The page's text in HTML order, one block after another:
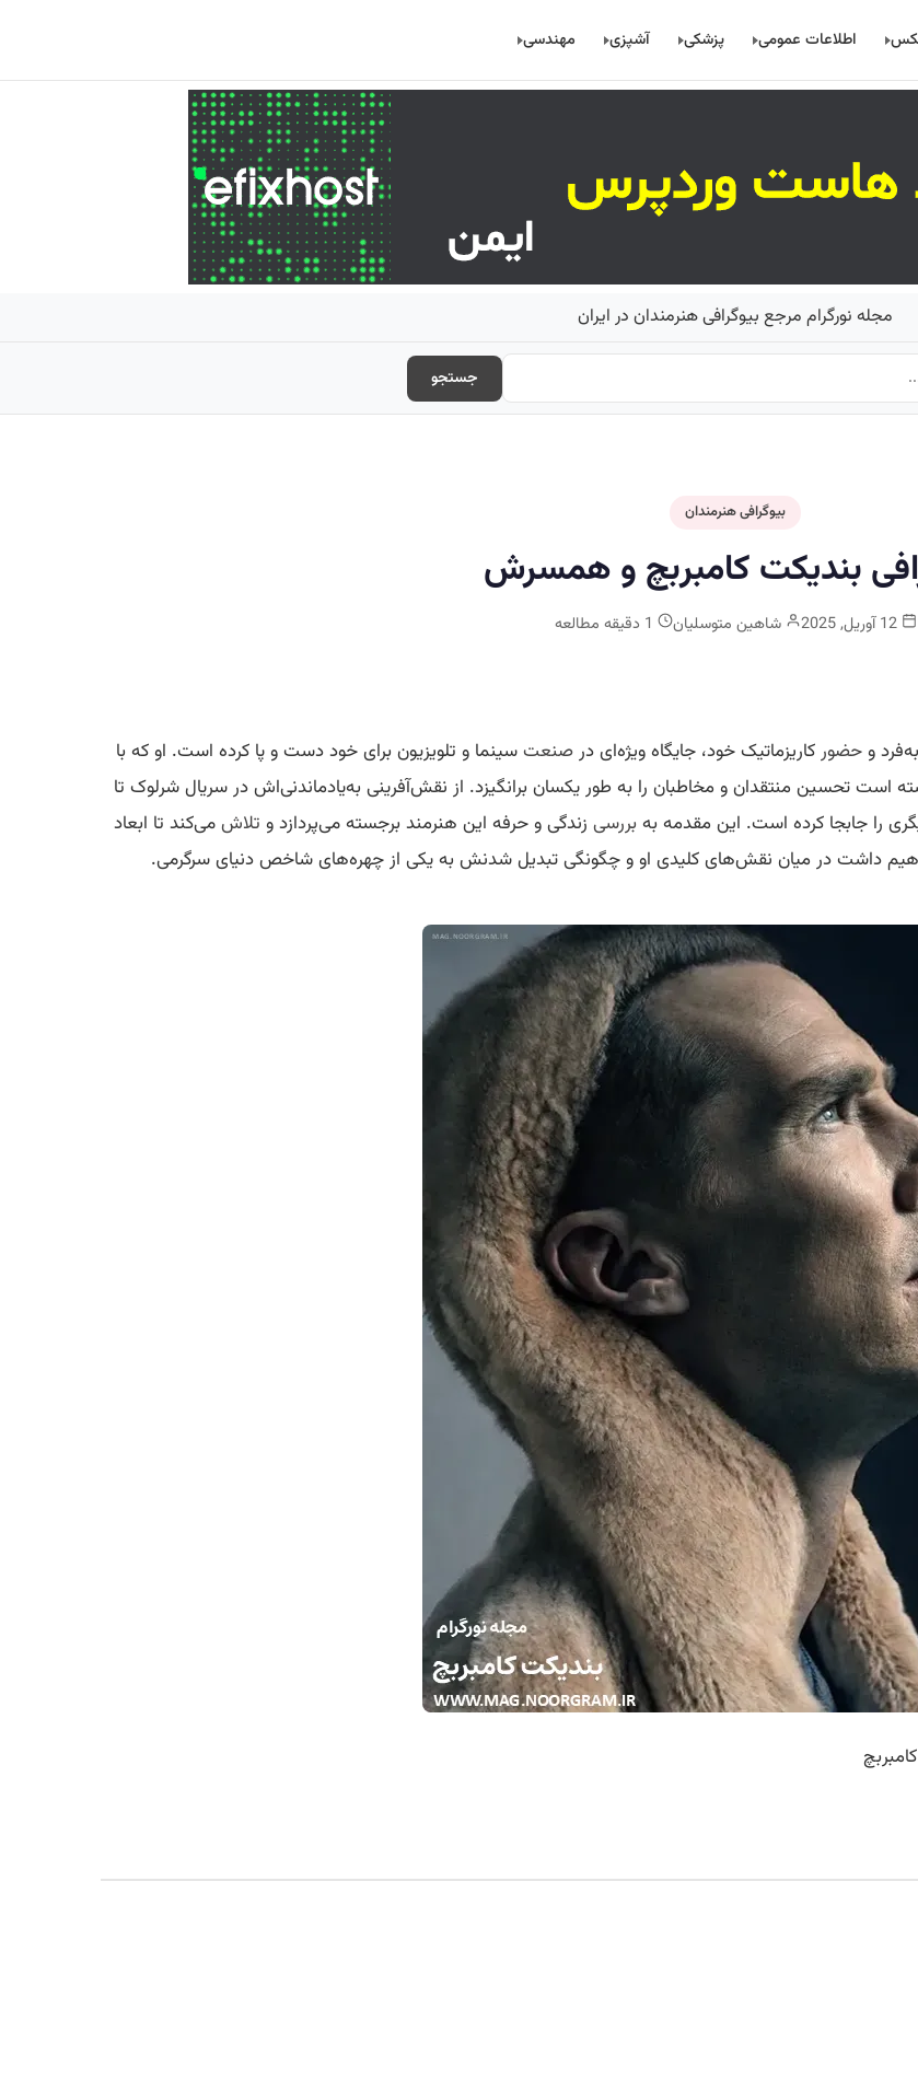
اطلاعات عمومی پزشکی آشپزی مهندسی
مجله نورگرام مرجع بیوگرافی هنرمندان در ایران
جستجو
بیوگرافی هنرمندان
بندیکت کامبربچ و همسرش
12 آوریل, 2025 شاهین متوسلیان
وحضور کاریزماتیک خود، جایگاه ویژه‌ای در صنعتسینما و تلویزیون برای خود دست و پا کرده است. او که با
است تحسین منتقدان و مخاطبان را به طور یکسان برانگیزد. از نقش‌آفرینی به‌یادماندنی‌اش در سریال شرلوک تا
را جابجا کرده است. این مقدمه به بررسی زندگی و حرفه این هنرمند برجسته می‌پردازد و تلاشمی‌کند تا ابعاد
داشت در میان نقش‌های کلیدی او و چگونگی تبدیل شدنش به یکی از چهره‌های شاخص دنیای سرگرمی.